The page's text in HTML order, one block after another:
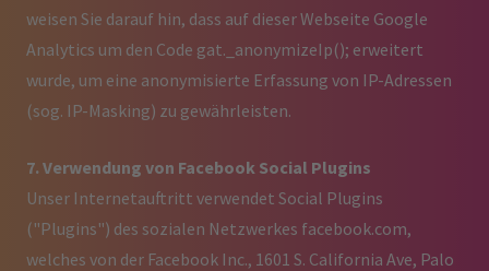
weisen Sie darauf hin, dass auf dieser Webseite Google
Analytics um den Code gat._anonymizeIp(); erweitert
wurde, um eine anonymisierte Erfassung von IP-Adressen
(sog. IP-Masking) zu gewährleisten.
7. Verwendung von Facebook Social Plugins
Unser Internetauftritt verwendet Social Plugins
("Plugins") des sozialen Netzwerkes facebook.com,
welches von der Facebook Inc., 1601 S. California Ave, Palo